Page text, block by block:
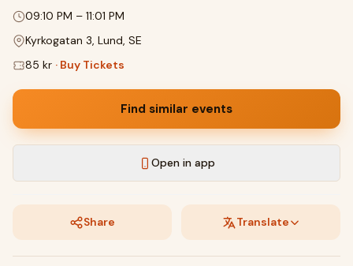
09:10 PM – 11:01 PM
Kyrkogatan 3, Lund, SE
85 kr · Buy Tickets
Find similar events
Open in app
Share Translate